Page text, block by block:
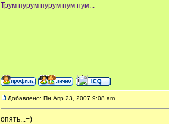
Трум пурум пурум пум пум...
Добавлено: Пн Апр 23, 2007 9:08 am
опять...=)